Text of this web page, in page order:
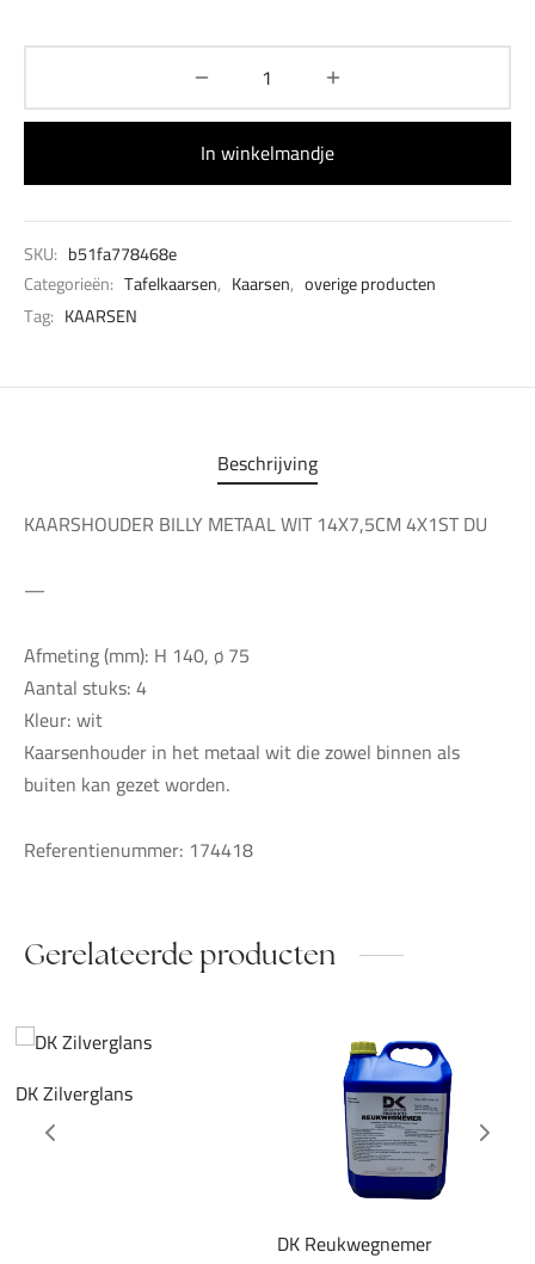
In winkelmandje
SKU: b51fa778468e
Categorieën: Tafelkaarsen, Kaarsen, overige producten
Tag: KAARSEN
Beschrijving
KAARSHOUDER BILLY METAAL WIT 14X7,5CM 4X1ST DU
—
Afmeting (mm): H 140, ø 75
Aantal stuks: 4
Kleur: wit
Kaarsenhouder in het metaal wit die zowel binnen als
buiten kan gezet worden.
Referentienummer: 174418
Gerelateerde producten
DK Zilverglans
DK Reukwegnemer